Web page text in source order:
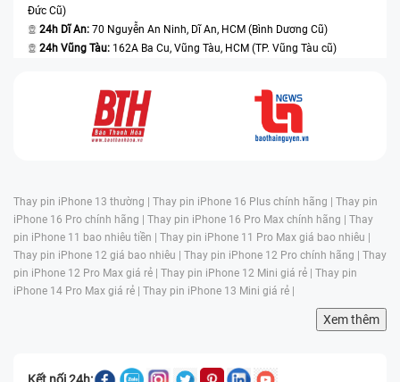
Đức Cũ)
24h Dĩ An: 70 Nguyễn An Ninh, Dĩ An, HCM (Bình Dương Cũ)
24h Vũng Tàu: 162A Ba Cu, Vũng Tàu, HCM (TP. Vũng Tàu cũ)
Thay pin iPhone 13 thường | Thay pin iPhone 16 Plus chính hãng | Thay pin
iPhone 16 Pro chính hãng | Thay pin iPhone 16 Pro Max chính hãng | Thay
pin iPhone 11 bao nhiêu tiền | Thay pin iPhone 11 Pro Max giá bao nhiêu |
Thay pin iPhone 12 giá bao nhiêu | Thay pin iPhone 12 Pro chính hãng | Thay
pin iPhone 12 Pro Max giá rẻ | Thay pin iPhone 12 Mini giá rẻ | Thay pin
iPhone 14 Pro Max giá rẻ | Thay pin iPhone 13 Mini giá rẻ |
Xem thêm